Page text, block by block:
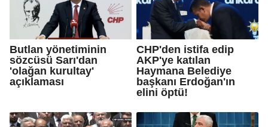
Butlan yönetiminin
sözcüsü Sarı'dan
'olağan kurultay'
açıklaması
CHP'den istifa edip
AKP'ye katılan
Haymana Belediye
başkanı Erdoğan'ın
elini öptü!